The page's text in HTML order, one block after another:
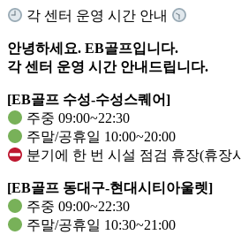
각 센터 운영 시간 안내
안녕하세요. EB골프입니다.
각 센터 운영 시간 안내드립니다.
[EB골프 수성-수성스퀘어]
주중 09:00~22:30
주말/공휴일 10:00~20:00
분기에 한 번 시설 점검 휴장(휴장
[EB골프 동대구-현대시티아울렛]
주중 09:00~22:30
주말/공휴일 10:30~21:00